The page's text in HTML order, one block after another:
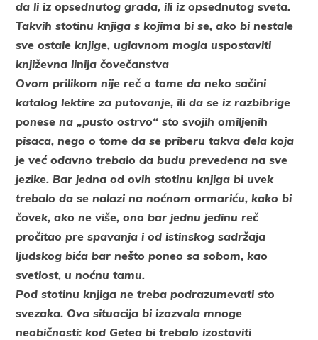
da li iz opsednutog grada, ili iz opsednutog sveta.
Takvih stotinu knjiga s kojima bi se, ako bi nestale
sve ostale knjige, uglavnom mogla uspostaviti
književna linija čovečanstva
Ovom prilikom nije reč o tome da neko sačini
katalog lektire za putovanje, ili da se iz razbibrige
ponese na „pusto ostrvo“ sto svojih omiljenih
pisaca, nego o tome da se priberu takva dela koja
je već odavno trebalo da budu prevedena na sve
jezike. Bar jedna od ovih stotinu knjiga bi uvek
trebalo da se nalazi na noćnom ormariću, kako bi
čovek, ako ne više, ono bar jednu jedinu reč
pročitao pre spavanja i od istinskog sadržaja
ljudskog bića bar nešto poneo sa sobom, kao
svetlost, u noćnu tamu.
Pod stotinu knjiga ne treba podrazumevati sto
svezaka. Ova situacija bi izazvala mnoge
neobičnosti: kod Getea bi trebalo izostaviti